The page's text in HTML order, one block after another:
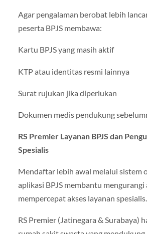
Agar pengalaman berobat lebih
peserta BPJS membawa:
Kartu BPJS yang masih aktif
KTP atau identitas resmi lainnya
Surat rujukan jika diperlukan
Dokumen medis pendukung
RS Premier Layanan BPJS dan
Spesialis
Mendaftar lebih awal melalui sistem
aplikasi BPJS membantu
mempercepat akses layanan spesialis.
RS Premier (Jatinegara & Surabaya)